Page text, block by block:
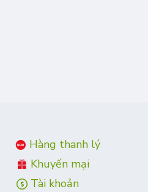
Hàng thanh lý
Khuyến mại
Tài khoản